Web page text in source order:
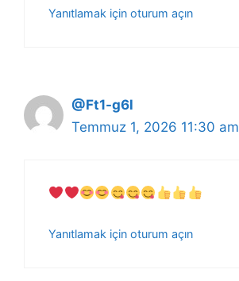
Yanıtlamak için oturum açın
@Ft1-g6l
Temmuz 1, 2026 11:30 am
Yanıtlamak için oturum açın